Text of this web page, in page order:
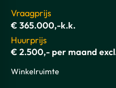
Vraagprijs
€ 365.000,-k.k.
Huurprijs
€ 2.500,- per maand
Winkelruimte